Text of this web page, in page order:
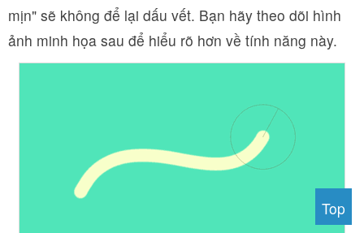
mịn" sẽ không để lại dấu vết. Bạn hãy theo dõi hình
ảnh minh họa sau để hiểu rõ hơn về tính năng này.
Top